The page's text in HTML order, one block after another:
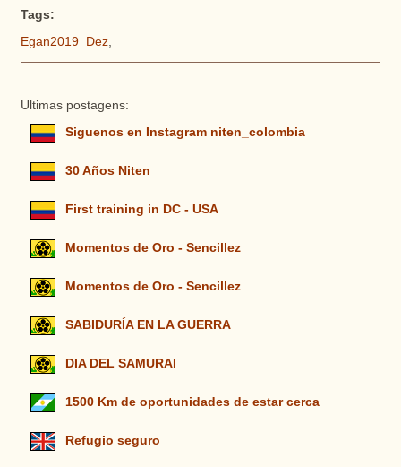
Tags:
Egan2019_Dez,
Ultimas postagens:
Siguenos en Instagram niten_colombia
30 Años Niten
First training in DC - USA
Momentos de Oro - Sencillez
Momentos de Oro - Sencillez
SABIDURÍA EN LA GUERRA
DIA DEL SAMURAI
1500 Km de oportunidades de estar cerca
Refugio seguro